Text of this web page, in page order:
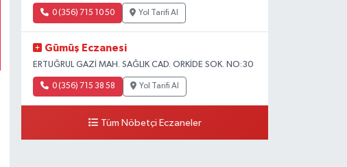
0 (356) 715 10 50 Yol Tarifi Al
Gümüş Eczanesi
ERTUĞRUL GAZİ MAH. SAĞLIK CAD. ORKİDE SOK. NO:30
0 (356) 715 38 58 Yol Tarifi Al
Tüm Nöbetçi Eczaneler